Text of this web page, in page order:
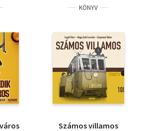
KÖNYV
Számos villamos